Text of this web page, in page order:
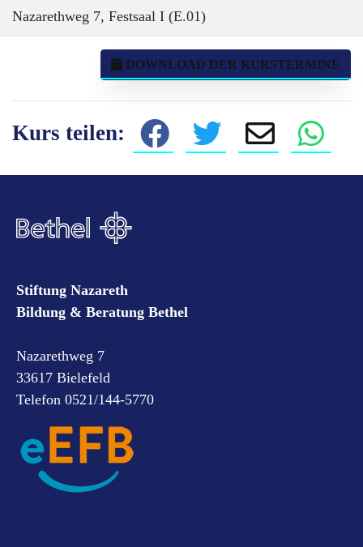
Nazarethweg 7, Festsaal I (E.01)
DOWNLOAD DER KURSTERMINE
Kurs teilen:
Stiftung Nazareth
Bildung & Beratung Bethel
Nazarethweg 7
33617 Bielefeld
Telefon 0521/144-5770